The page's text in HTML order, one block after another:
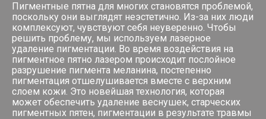
Пигментные пятна для многих становятся проблемой,
поскольку они выглядят неэстетично. Из-за них люди
комплексуют, чувствуют себя неуверенно. Чтобы
решить проблему, мы используем лазерное
удаление пигментации. Во время воздействия на
пигментное пятно лазером происходит послойное
разрушение пигмента меланина, постепенно
пигментация отшелушивается вместе с верхним
слоем кожи. Это новейшая технология, которая
может обеспечить удаление веснушек, старческих
пигментных пятен, пигментации в результате травмы